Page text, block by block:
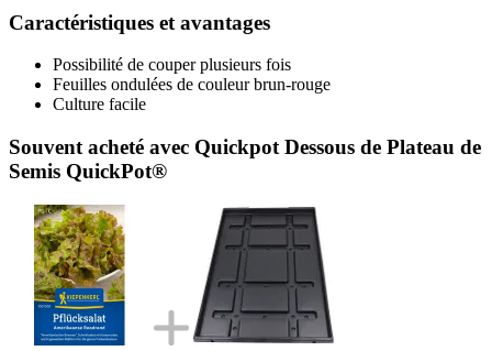
Caractéristiques et avantages
Possibilité de couper plusieurs fois
Feuilles ondulées de couleur brun-rouge
Culture facile
Souvent acheté avec Quickpot Dessous de Plateau de
Semis QuickPot®